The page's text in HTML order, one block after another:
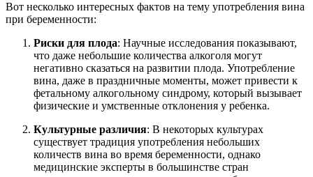
Вот несколько интересных фактов на тему употребления вина
при беременности:
Риски для плода: Научные исследования показывают,
что даже небольшие количества алкоголя могут
негативно сказаться на развитии плода. Употребление
вина, даже в праздничные моменты, может привести к
фетальному алкогольному синдрому, который вызывает
физические и умственные отклонения у ребенка.
Культурные различия: В некоторых культурах
существует традиция употребления небольших
количеств вина во время беременности, однако
медицинские эксперты в большинстве стран